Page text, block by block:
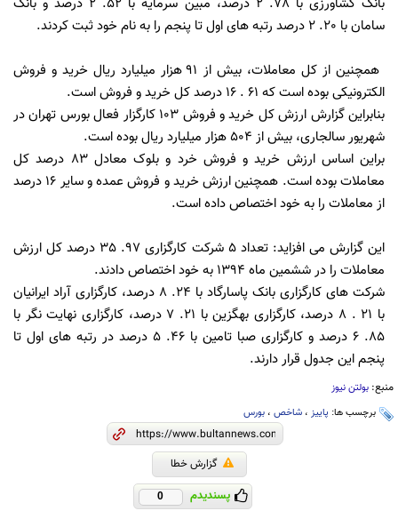
سامان با 20. 2 درصد رتبه های اول تا پنجم را به نام خود ثبت کردند.
همچنین از کل معاملات، بیش از 91 هزار میلیارد ریال خرید و فروش
الکترونیکی بوده است که 61 . 16 درصد کل خرید و فروش است.
بنابراین گزارش ارزش کل خرید و فروش 103 کارگزار فعال بورس تهران در
شهریور سالجاری، بیش از 504 هزار میلیارد ریال بوده است.
براین اساس ارزش خرید و فروش خرد و بلوک معادل 83 درصد کل
معاملات بوده است. همچنین ارزش خرید و فروش عمده و سایر 16 درصد
از معاملات را به خود اختصاص داده است.
این گزارش می افزاید: تعداد 5 شرکت کارگزاری 97. 35 درصد کل ارزش
معاملات را در ششمین ماه 1394 به خود اختصاص دادند.
شرکت های کارگزاری بانک پاسارگاد با 24. 8 درصد، کارگزاری آراد ایرانیان
با 21 . 8 درصد، کارگزاری بهگزین با 21. 7 درصد، کارگزاری نهایت نگر با
85. 6 درصد و کارگزاری صبا تامین با 46. 5 درصد در رتبه های اول تا
پنجم این جدول قرار دارند.
منبع: بولتن نیوز
برچسب ها: پاییز ، شاخص ، بورس
گزارش خطا
پسندیدم 0